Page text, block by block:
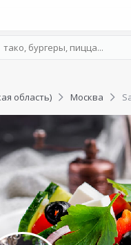
область) Москва